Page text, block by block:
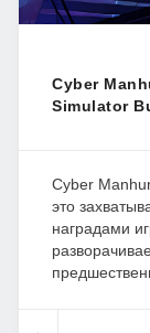
Cyber
Simulator
Cyber
это
наградами